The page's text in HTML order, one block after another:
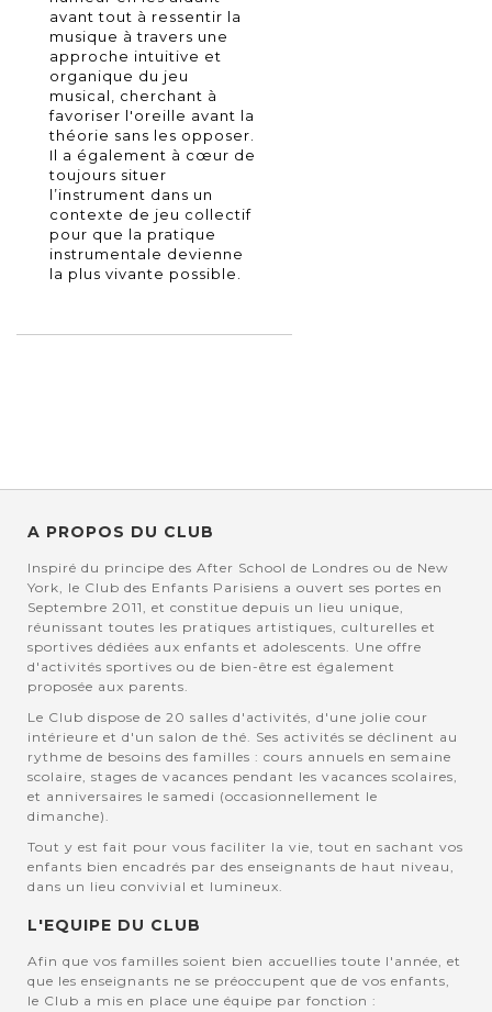
avant tout à ressentir la
musique à travers une
approche intuitive et
organique du jeu
musical, cherchant à
favoriser l'oreille avant la
théorie sans les opposer.
Il a également à cœur de
toujours situer
l’instrument dans un
contexte de jeu collectif
pour que la pratique
instrumentale devienne
la plus vivante possible.
A PROPOS DU CLUB
Inspiré du principe des After School de Londres ou de New
York, le Club des Enfants Parisiens a ouvert ses portes en
Septembre 2011, et constitue depuis un lieu unique,
réunissant toutes les pratiques artistiques, culturelles et
sportives dédiées aux enfants et adolescents. Une offre
d'activités sportives ou de bien-être est également
proposée aux parents.
Le Club dispose de 20 salles d'activités, d'une jolie cour
intérieure et d'un salon de thé. Ses activités se déclinent au
rythme de besoins des familles : cours annuels en semaine
scolaire, stages de vacances pendant les vacances scolaires,
et anniversaires le samedi (occasionnellement le
dimanche).
Tout y est fait pour vous faciliter la vie, tout en sachant vos
enfants bien encadrés par des enseignants de haut niveau,
dans un lieu convivial et lumineux.
L'EQUIPE DU CLUB
Afin que vos familles soient bien accuellies toute l'année, et
que les enseignants ne se préoccupent que de vos enfants,
le Club a mis en place une équipe par fonction :